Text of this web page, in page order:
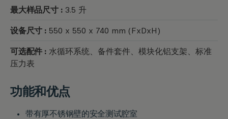
最大样品尺寸 :3.5 升
设备尺寸 :550 x 550 x 740 mm (FxDxH)
可选配件 :水循环系统、备件套件、模块化铝支架、标准
压力表
功能和优点
带有厚不锈钢壁的安全测试腔室